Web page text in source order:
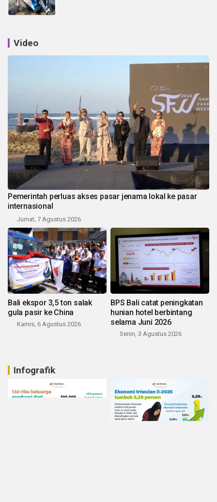
Video
Pemerintah perluas akses pasar jenama lokal ke pasar
internasional
Jumat, 7 Agustus 2026
Bali ekspor 3,5 ton salak
gula pasir ke China
Kamis, 6 Agustus 2026
BPS Bali catat peningkatan
hunian hotel berbintang
selama Juni 2026
Senin, 3 Agustus 2026
Infografik